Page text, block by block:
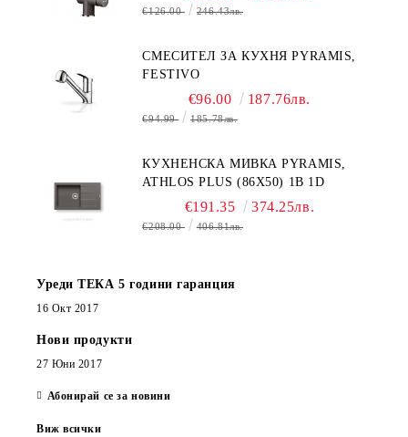
€126.00 246.43лв.
СМЕСИТЕЛ ЗА КУХНЯ PYRAMIS,
FESTIVO
€96.00 187.76лв.
€94.99 185.78лв.
КУХНЕНСКА МИВКА PYRAMIS,
ATHLOS PLUS (86X50) 1B 1D
€191.35 374.25лв.
€208.00 406.81лв.
Уреди ТЕКА 5 години гаранция
16 Окт 2017
Нови продукти
27 Юни 2017
Абонирай се за новини
Виж всички